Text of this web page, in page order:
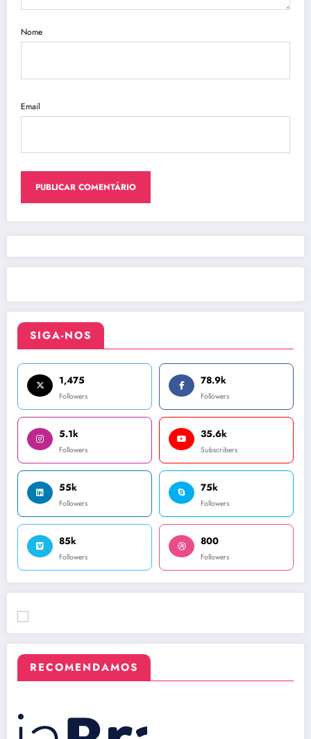
SIGA-NOS
1,475
Followers
78.9k
Followers
5.1k
Followers
35.6k
Subscribers
55k
Followers
75k
Followers
85k
Followers
800
Followers
RECOMENDAMOS
Nome
Email